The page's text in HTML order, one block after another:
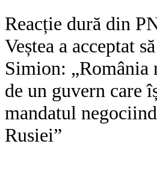
Reacție dură din
Veștea a acceptat
Simion: „România
de un guvern care
mandatul
Rusiei”